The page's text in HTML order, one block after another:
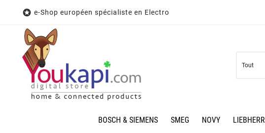
 e-Shop européen spécialiste en Electro
BOSCH & SIEMENS SMEG NOVY LIEBHERR